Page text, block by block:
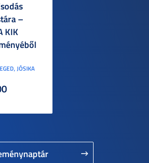
–
KIK
JÓSIKA